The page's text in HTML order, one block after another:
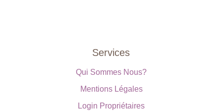
Services
Qui Sommes Nous?
Mentions Légales
Login Propriétaires